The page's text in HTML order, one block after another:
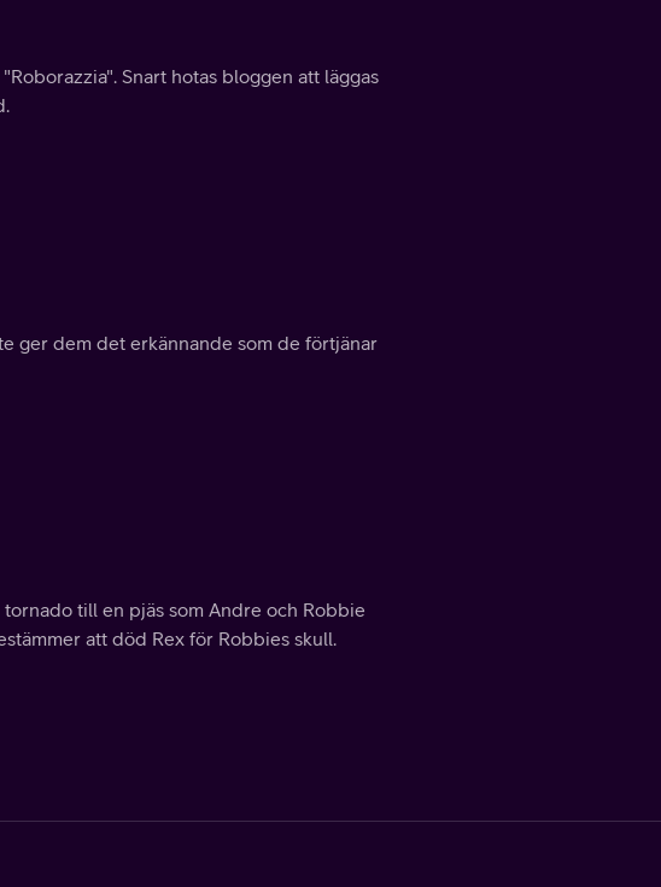
Snart hotas bloggen att läggas
ger dem det erkännande som de förtjänar
till en pjäs som Andre och Robbie
att död Rex för Robbies skull.